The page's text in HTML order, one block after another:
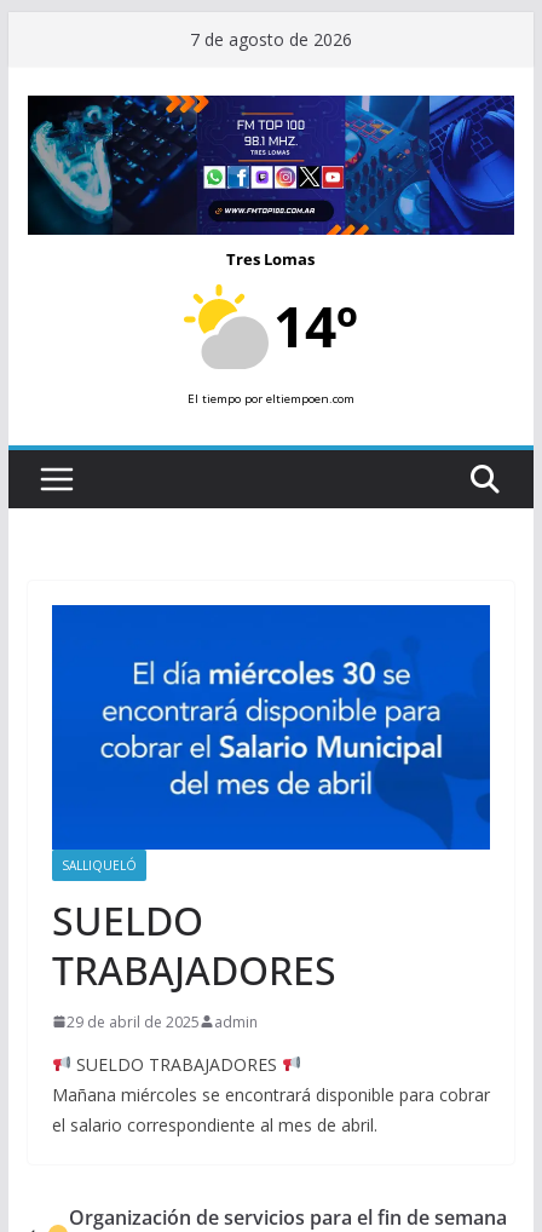
contenido
7 de agosto de 2026
Tres Lomas
14º
El tiempopor eltiempoen.com
SALLIQUELÓ
SUELDO
TRABAJADORES
29 de abril de 2025 admin
SUELDO TRABAJADORES
Mañana miércoles se encontrará disponible para cobrar
el salario correspondiente al mes de abril.
Organización de servicios para el fin de semana